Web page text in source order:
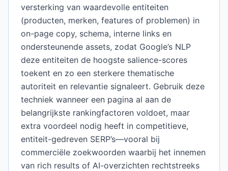
versterking van waardevolle entiteiten
(producten, merken, features of problemen) in
on-page copy, schema, interne links en
ondersteunende assets, zodat Google’s NLP
deze entiteiten de hoogste salience-scores
toekent en zo een sterkere thematische
autoriteit en relevantie signaleert. Gebruik deze
techniek wanneer een pagina al aan de
belangrijkste rankingfactoren voldoet, maar
extra voordeel nodig heeft in competitieve,
entiteit-gedreven SERP’s—vooral bij
commerciële zoekwoorden waarbij het innemen
van rich results of AI-overzichten rechtstreeks